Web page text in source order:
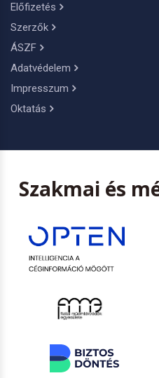
Előfizetés
Szerzők
ÁSZF
Adatvédelem
Impresszum
Oktatás
Szakmai és